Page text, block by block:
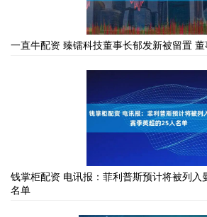
一直牛配资 臻镭科技董事长郁发新被留置
钱掌柜配资 电讯报：菲利普斯预计将被列入
名单